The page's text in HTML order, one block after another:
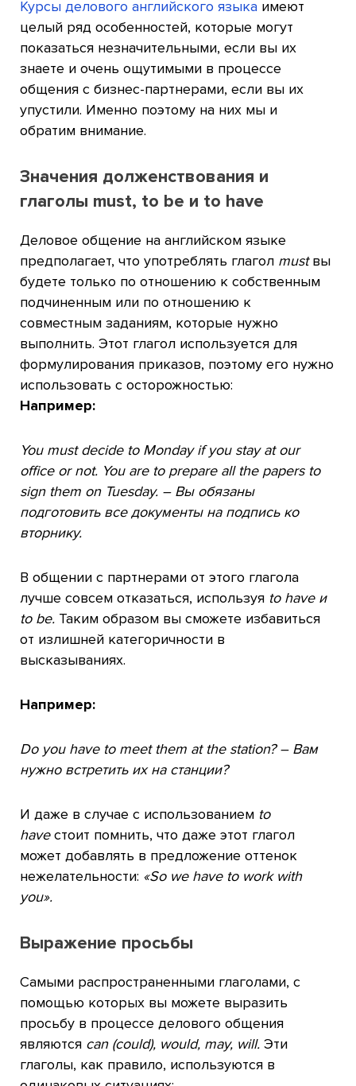
Курсы делового английского языка имеют
целый ряд особенностей, которые могут
показаться незначительными, если вы их
знаете и очень ощутимыми в процессе
общения с бизнес-партнерами, если вы их
упустили. Именно поэтому на них мы и
обратим внимание.
Значения долженствования и
глаголы must, to be и to have
Деловое общение на английском языке
предполагает, что употреблять глагол mustвы
будете только по отношению к собственным
подчиненным или по отношению к
совместным заданиям, которые нужно
выполнить. Этот глагол используется для
формулирования приказов, поэтому его нужно
использовать с осторожностью:
Например:
You must decide to Monday if you stay at our
office or not. You are to prepare all the papers to
sign them on Tuesday. – Вы обязаны
подготовить все документы на подпись ко
вторнику.
В общении с партнерами от этого глагола
лучше совсем отказаться, используя to have и
to be. Таким образом вы сможете избавиться
от излишней категоричности в
высказываниях.
Например:
Do you have to meet them at the station? – Вам
нужно встретить их на станции?
И даже в случае с использованием to
haveстоит помнить, что даже этот глагол
может добавлять в предложение оттенок
нежелательности: «So we have to work with
you».
Выражение просьбы
Самыми распространенными глаголами, с
помощью которых вы можете выразить
просьбу в процессе делового общения
являются can (could), would, may, will. Эти
глаголы, как правило, используются в